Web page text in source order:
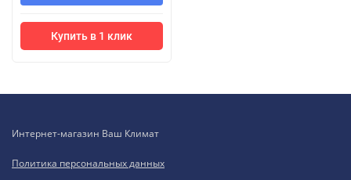
Купить в 1 клик
Интернет-магазин Ваш Климат
Политика персональных данных